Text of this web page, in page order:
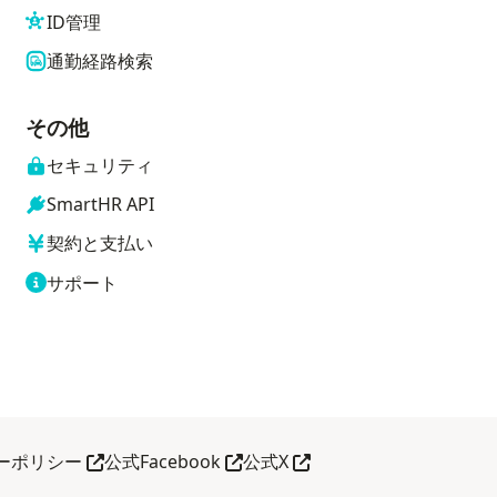
ID管理
通勤経路検索
その他
セキュリティ
SmartHR API
契約と支払い
サポート
ポリシー 別タブで開く
公式Facebook別タブで開く
公式X別タブで開く